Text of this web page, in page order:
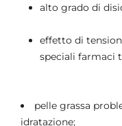
alto grado di
effetto di
speciali farmaci
pelle grassa
idratazione;